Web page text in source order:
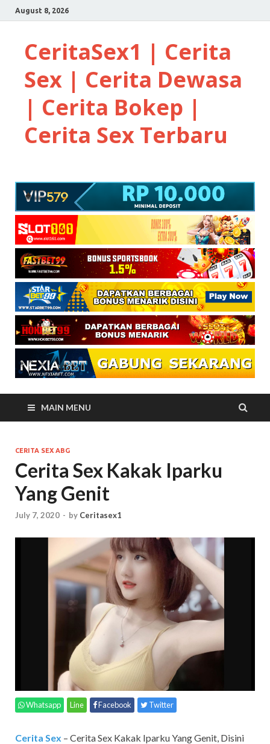
August 8, 2026
CeritaSex1 | Cerita
Sex | Cerita Dewasa
| Cerita Bokep |
Cerita Sex Terbaru
MAIN MENU
CERITA SEX ABG
Cerita Sex Kakak Iparku
Yang Genit
July 7, 2020 - by Ceritasex1
Whatsapp Line Facebook Twitter
Cerita Sex – Cerita Sex Kakak Iparku Yang Genit, Disini